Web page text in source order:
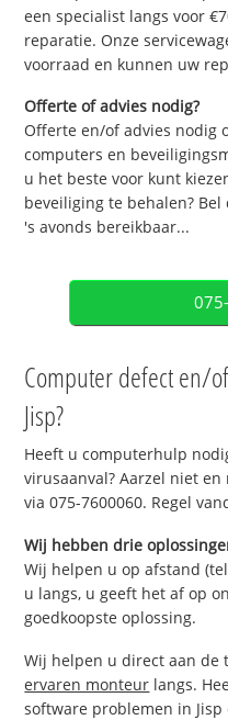
een specialist langs voor
reparatie. Onze
voorraad en kunnen uw
Offerte of advies nodig?
Offerte en/of advies nodig
computers en
u het beste voor kunt
beveiliging te behalen?
's avonds bereikbaar...
Computer defect en/
Jisp?
Heeft u computerhulp
virusaanval? Aarzel niet
via 075-7600060. Regel
Wij hebben drie
Wij helpen u op afstand
u langs, u geeft het af op
goedkoopste oplossing.
Wij helpen u direct aan de
ervaren monteur langs.
software problemen in